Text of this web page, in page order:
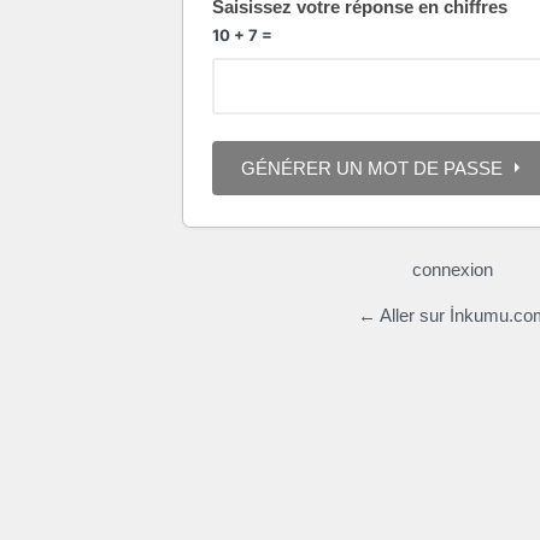
Saisissez votre réponse en chiffres
10 + 7 =
connexion
← Aller sur